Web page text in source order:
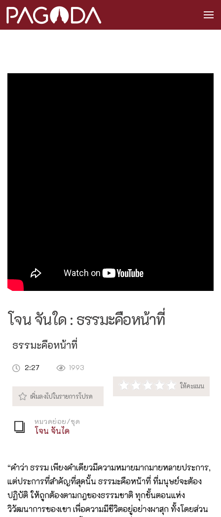
โจน จันใด : ธรรมะคือหน้าที่
ธรรมะคือหน้าที่
2:27 1993
หมวดย่อย/ชุด
โจน จันได
“คำว่า ธรรม เพียงคำเดียวมีความหมายมากมายหลายประการ,
แต่ประการที่สำคัญที่สุดนั้น ธรรมะคือหน้าที่ ที่มนุษย์จะต้อง
ปฏิบัติ ให้ถูกต้องตามกฎของธรรมชาติ ทุกขั้นตอนแห่ง
วิวัฒนาการของเขา เพื่อความมีชีวิตอยู่อย่างผาสุก ทั้งโดยส่วน